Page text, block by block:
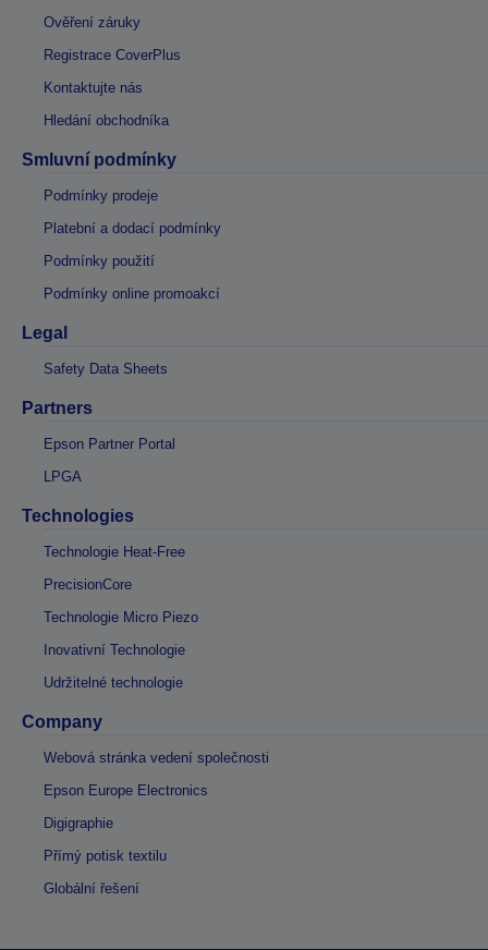
Ověření záruky
Registrace CoverPlus
Kontaktujte nás
Hledání obchodníka
Smluvní podmínky
Podmínky prodeje
Platební a dodací podmínky
Podmínky použití
Podmínky online promoakcí
Legal
Safety Data Sheets
Partners
Epson Partner Portal
LPGA
Technologies
Technologie Heat-Free
PrecisionCore
Technologie Micro Piezo
Inovativní Technologie
Udržitelné technologie
Company
Webová stránka vedení společnosti
Epson Europe Electronics
Digigraphie
Přímý potisk textilu
Globální řešení